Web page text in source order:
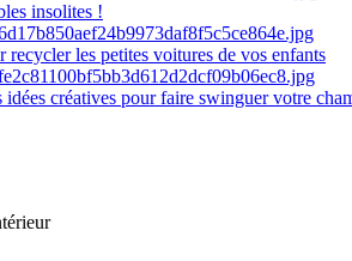
insolites !
recycler les petites voitures de vos enfants
idées créatives pour faire swinguer votre